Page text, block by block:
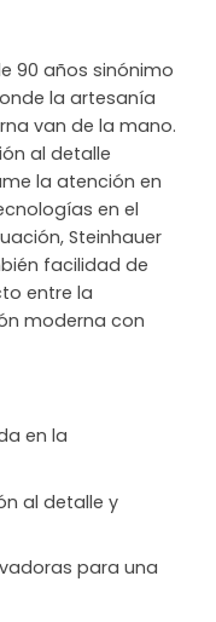
90 años sinónimo
la artesanía
van de la mano.
al detalle
la atención en
en el
Steinhauer
facilidad de
entre la
moderna con
en la
al detalle y
para una